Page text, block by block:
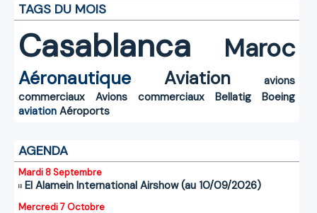
TAGS DU MOIS
Casablanca Maroc
Aéronautique Aviation
avions
commerciaux
Avions commerciaux Bellatig
Boeing
aviation Aéroports
AGENDA
Mardi 8 Septembre
El Alamein International Airshow (au 10/09/2026)
Mercredi 7 Octobre